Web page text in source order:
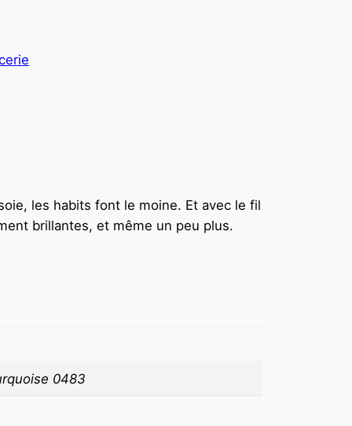
les habits font le moine. Et avec le fil
brillantes, et même un peu plus.
0483